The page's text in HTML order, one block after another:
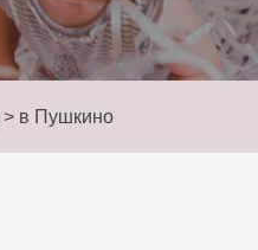
> в Пушкино